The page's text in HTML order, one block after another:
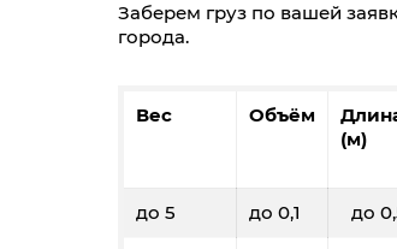
Заберем груз по вашей
города.
Вес Объём
(м)
до 5 до 0,1 до